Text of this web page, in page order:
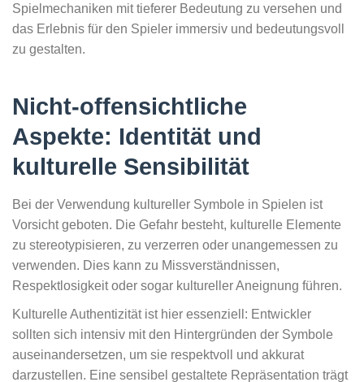
Spielmechaniken mit tieferer Bedeutung zu versehen und
das Erlebnis für den Spieler immersiv und bedeutungsvoll
zu gestalten.
Nicht-offensichtliche
Aspekte: Identität und
kulturelle Sensibilität
Bei der Verwendung kultureller Symbole in Spielen ist
Vorsicht geboten. Die Gefahr besteht, kulturelle Elemente
zu stereotypisieren, zu verzerren oder unangemessen zu
verwenden. Dies kann zu Missverständnissen,
Respektlosigkeit oder sogar kultureller Aneignung führen.
Kulturelle Authentizität ist hier essenziell: Entwickler
sollten sich intensiv mit den Hintergründen der Symbole
auseinandersetzen, um sie respektvoll und akkurat
darzustellen. Eine sensibel gestaltete Repräsentation trägt